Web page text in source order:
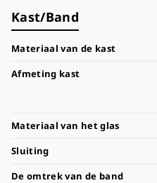
Kast/Band
Materiaal van de kast
Afmeting kast
Materiaal van het glas
Sluiting
De omtrek van de band